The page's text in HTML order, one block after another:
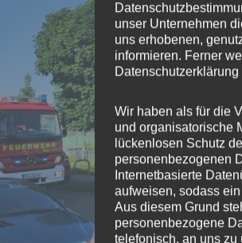
unser Unternehmen
uns erhobenen,
informieren. Ferner
Wir haben als für die
und organisatorische
lückenlosen Schutz
personenbezogenen
Internetbasierte
aufweisen, sodass
Aus diesem Grund
personenbezogene
telefonisch, an uns zu